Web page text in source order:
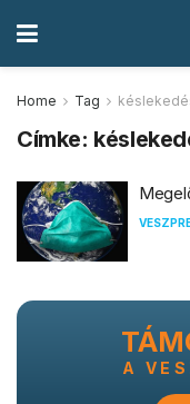
Home Tag
Címke:
A